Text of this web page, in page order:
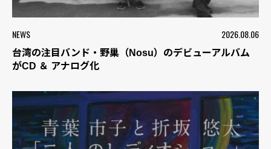
NEWS 2026.08.06
台湾の注目バンド・野巢（Nosu）のデビューアルバム
がCD ＆ アナログ化